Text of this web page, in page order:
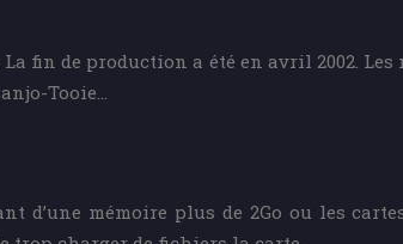
fin de production a été en avril 2002.
Tooie…
d’une mémoire plus de 2Go ou les